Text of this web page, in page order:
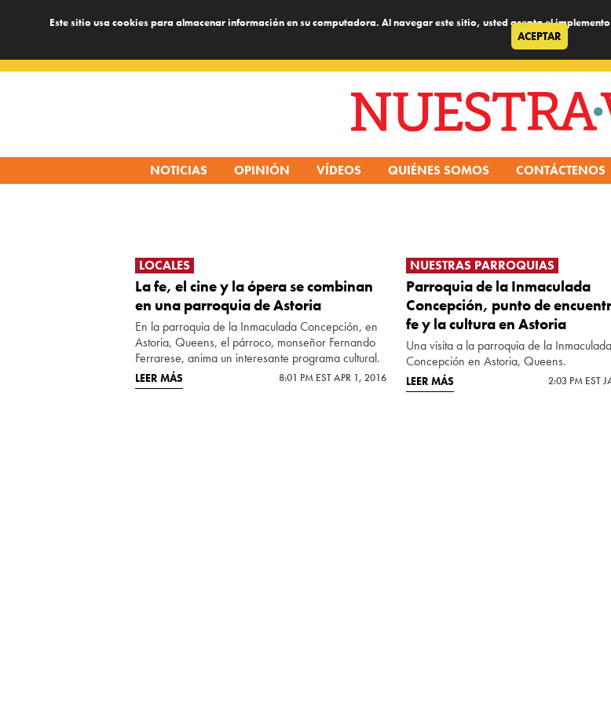
Este sitio usa cookies para almacenar información en su computadora. Al navegar este sitio, usted acepta el
ACEPTAR
NOTICIAS OPINIÓN VÍDEOS QUIÉNES SOMOS CONTÁCTENOS
LOCALES
La fe, el cine y la ópera se combinan
en una parroquia de Astoria
En la parroquia de la Inmaculada Concepción, en
Astoria, Queens, el párroco, monseñor Fernando
Ferrarese, anima un interesante programa cultural.
LEER MÁS 8:01 PM EST APR 1, 2016
NUESTRAS PARROQUIAS
Parroquia de la Inmaculada
Concepción, punto de
fe y la cultura en Astoria
Una visita a la parroquia de la Inmaculada
Concepción en Astoria, Queens.
LEER MÁS 2:03 PM EST